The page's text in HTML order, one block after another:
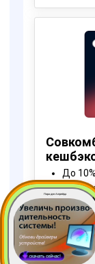
Пора для Апгрейда